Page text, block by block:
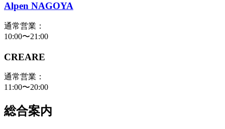
Alpen NAGOYA
通常営業：
10:00〜21:00
CREARE
通常営業：
11:00〜20:00
総合案内